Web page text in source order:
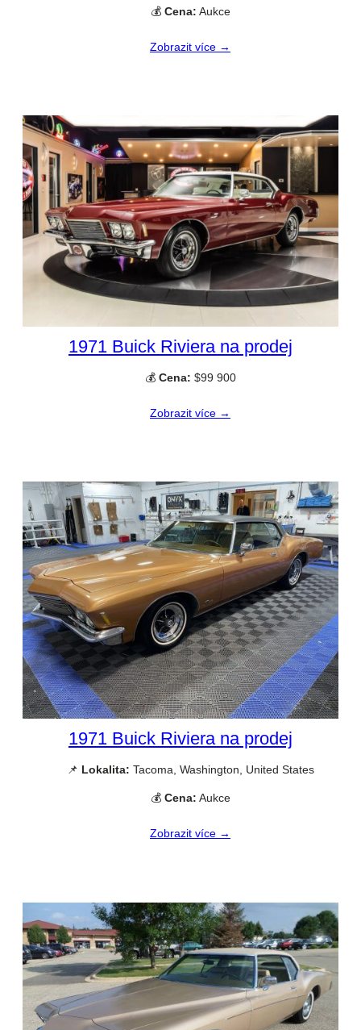
💰 Cena: Aukce
Zobrazit více →
1971 Buick Riviera na prodej
💰 Cena: $99 900
Zobrazit více →
1971 Buick Riviera na prodej
📌 Lokalita: Tacoma, Washington, United States
💰 Cena: Aukce
Zobrazit více →